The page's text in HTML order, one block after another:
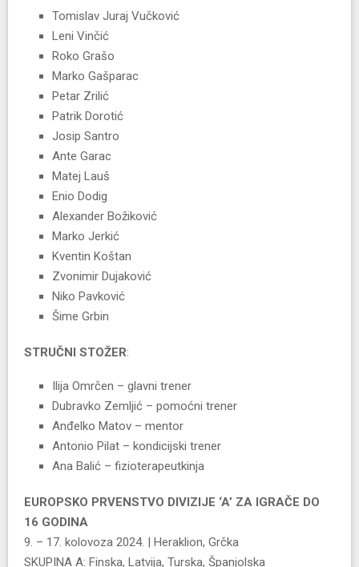
Tomislav Juraj Vučković
Leni Vinčić
Roko Grašo
Marko Gašparac
Petar Zrilić
Patrik Dorotić
Josip Santro
Ante Garac
Matej Lauš
Enio Dodig
Alexander Božiković
Marko Jerkić
Kventin Koštan
Zvonimir Dujaković
Niko Pavković
Šime Grbin
STRUČNI STOŽER:
Ilija Omrčen – glavni trener
Dubravko Zemljić – pomoćni trener
Anđelko Matov – mentor
Antonio Pilat – kondicijski trener
Ana Balić – fizioterapeutkinja
EUROPSKO PRVENSTVO DIVIZIJE ‘A’ ZA IGRAČE DO
16 GODINA
9. – 17. kolovoza 2024. | Heraklion, Grčka
SKUPINA A: Finska, Latvija, Turska, Španjolska